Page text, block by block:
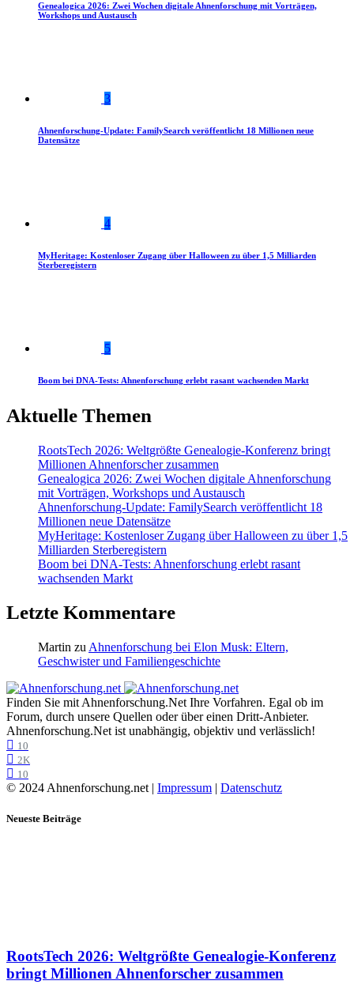
Genealogica 2026: Zwei Wochen digitale Ahnenforschung mit Vorträgen,
Workshops und Austausch
3
Ahnenforschung-Update: FamilySearch veröffentlicht 18 Millionen neue
Datensätze
4
MyHeritage: Kostenloser Zugang über Halloween zu über 1,5 Milliarden
Sterberegistern
5
Boom bei DNA-Tests: Ahnenforschung erlebt rasant wachsenden Markt
Aktuelle Themen
RootsTech 2026: Weltgrößte Genealogie-Konferenz bringt
Millionen Ahnenforscher zusammen
Genealogica 2026: Zwei Wochen digitale Ahnenforschung
mit Vorträgen, Workshops und Austausch
Ahnenforschung-Update: FamilySearch veröffentlicht 18
Millionen neue Datensätze
MyHeritage: Kostenloser Zugang über Halloween zu über 1,5
Milliarden Sterberegistern
Boom bei DNA-Tests: Ahnenforschung erlebt rasant
wachsenden Markt
Letzte Kommentare
Martin zu Ahnenforschung bei Elon Musk: Eltern,
Geschwister und Familiengeschichte
Finden Sie mit Ahnenforschung.Net Ihre Vorfahren. Egal ob im
Forum, durch unsere Quellen oder über einen Dritt-Anbieter.
Ahnenforschung.Net ist unabhängig, objektiv und verlässlich!
10
2K
10
© 2024 Ahnenforschung.net | Impressum | Datenschutz
Neueste Beiträge
RootsTech 2026: Weltgrößte Genealogie-Konferenz
bringt Millionen Ahnenforscher zusammen